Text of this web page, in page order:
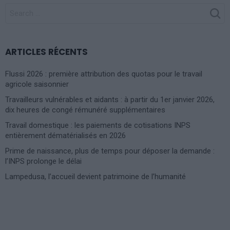
ARTICLES RÉCENTS
Flussi 2026 : première attribution des quotas pour le travail
agricole saisonnier
Travailleurs vulnérables et aidants : à partir du 1er janvier 2026,
dix heures de congé rémunéré supplémentaires
Travail domestique : les paiements de cotisations INPS
entièrement dématérialisés en 2026
Prime de naissance, plus de temps pour déposer la demande :
l’INPS prolonge le délai
Lampedusa, l’accueil devient patrimoine de l’humanité